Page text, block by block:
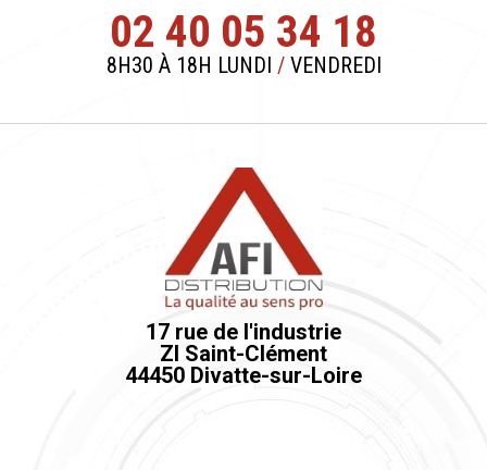
02 40 05 34 18
8H30 À 18H LUNDI /VENDREDI
17 rue de l'industrie
ZI Saint-Clément
44450 Divatte-sur-Loire